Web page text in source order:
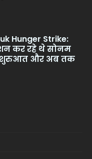
Hunger Strike:
कर रहे थे सोनम
शुरुआत और अब तक